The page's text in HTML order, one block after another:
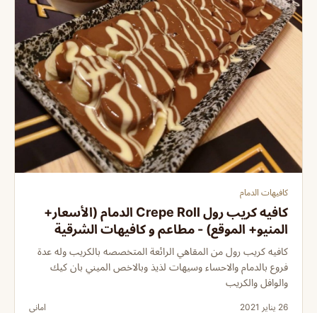
كافيهات الدمام
كافيه كريب رول Crepe Roll الدمام (الأسعار+
المنيو+ الموقع) - مطاعم و كافيهات الشرقية
كافيه كريب رول من المقاهي الرائعة المتخصصه بالكريب وله عدة
فروع بالدمام والاحساء وسيهات لذيذ وبالاخص الميني بان كيك
والوافل والكريب
26 يناير 2021 اماني